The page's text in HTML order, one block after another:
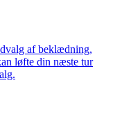
af beklædning,
løfte din næste tur